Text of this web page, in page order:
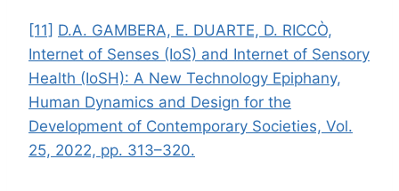
[11] D.A. GAMBERA, E. DUARTE, D. RICCÒ,
Internet of Senses (IoS) and Internet of Sensory
Health (IoSH): A New Technology Epiphany,
Human Dynamics and Design for the
Development of Contemporary Societies, Vol.
25, 2022, pp. 313–320.